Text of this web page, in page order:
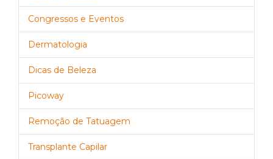
Congressos e Eventos
Dermatologia
Dicas de Beleza
Picoway
Remoção de Tatuagem
Transplante Capilar